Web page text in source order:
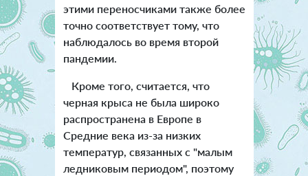
этими переносчиками также более
точно соответствует тому, что
наблюдалось во время второй
пандемии.
Кроме того, считается, что
черная крыса не была широко
распространена в Европе в
Средние века из-за низких
температур, связанных с "малым
ледниковым периодом", поэтому